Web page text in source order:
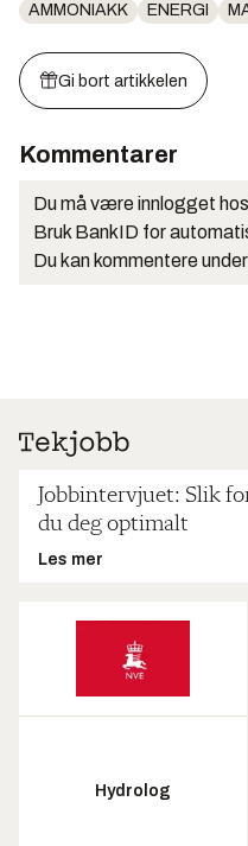
AMMONIAKK ENERGI
Gi bort artikkelen
Kommentarer
Du må være innlogget
Bruk BankID for
Du kan kommentere
Jobbintervjuet: Slik
du deg optimalt
Les mer
Hydrolog